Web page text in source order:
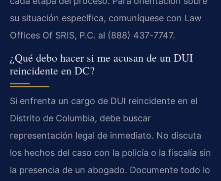
su situación específica, comuníquese con Law
Offices Of SRIS, P.C. al (888) 437-7747.
¿Qué debo hacer si me acusan de un DUI
reincidente en DC?
Si enfrenta un cargo de DUI reincidente en el
Distrito de Columbia, debe buscar
representación legal de inmediato. No discuta
los hechos del caso con la policía o la fiscalía sin
la presencia de un abogado. Documente todo lo